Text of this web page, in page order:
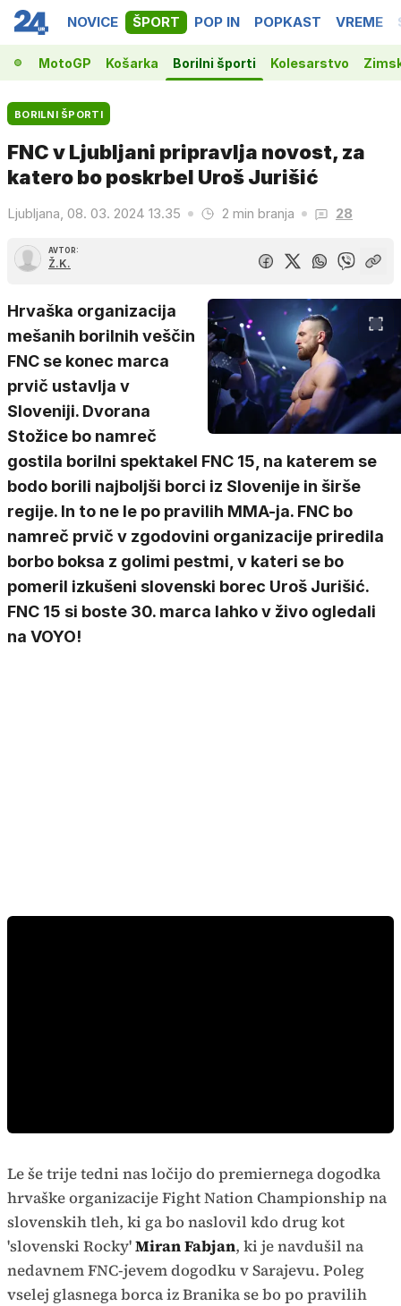
NOVICE ŠPORT POP IN POPKAST VREME
1 MotoGP Košarka Borilni športi Kolesarstvo
BORILNI ŠPORTI
FNC v Ljubljani pripravlja novost, za
katero bo poskrbel Uroš Jurišić
Ljubljana, 08. 03. 2024 13.35 2 min branja 28
AVTOR:
Ž.K.
Hrvaška organizacija
mešanih borilnih veščin
FNC se konec marca
prvič ustavlja v
Sloveniji. Dvorana
Stožice bo namreč
gostila borilni spektakel FNC 15, na katerem se
bodo borili najboljši borci iz Slovenije in širše
regije. In to ne le po pravilih MMA-ja. FNC bo
namreč prvič v zgodovini organizacije priredila
borbo boksa z golimi pestmi, v kateri se bo
pomeril izkušeni slovenski borec Uroš Jurišić.
FNC 15 si boste 30. marca lahko v živo ogledali
na VOYO!
Le še trije tedni nas ločijo do premiernega dogodka
hrvaške organizacije Fight Nation Championship na
slovenskih tleh, ki ga bo naslovil kdo drug kot
'slovenski Rocky'Miran Fabjan, ki je navdušil na
nedavnem FNC-jevem dogodku v Sarajevu. Poleg
vselej glasnega borca iz Branika se bo po pravilih